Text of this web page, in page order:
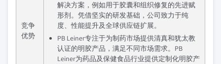
竞争
优势
解决方案，例如用于胶囊和组织修复的先进赋
形剂。凭借坚实的研发基础，公司致力于纯
度、性能提升及全球供应链扩展。
PB Leiner专注于为制药市场提供清真和犹太教
认证的明胶产品，满足不同市场需求。PB
Leiner为药品及保健食品行业提供定制化明胶产